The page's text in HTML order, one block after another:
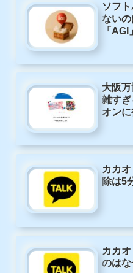
ソフ
ないの
「
大阪
雑すぎ
オン
カカ
除は5
カカ
のは